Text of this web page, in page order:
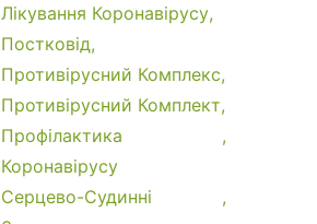
Лікування Коронавірусу
Постковід
Противірусний Комплекс
Противірусний Комплект
Профілактика
Коронавірусу
Серцево-Судинні